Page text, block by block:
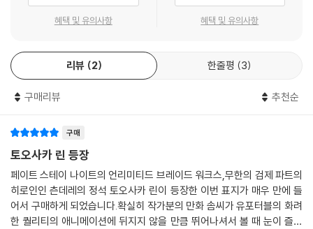
혜택 및 유의사항 혜택 및 유의사항
리뷰 2 한줄평 3
구매리뷰 추천순
구매
토오사카 린 등장
페이트 스테이 나이트의 언리미티드 브레이드 워크스,무한의 검제 파트의
히로인인 츤데레의 정석 토오사카 린이 등장한 이번 표지가 매우 만에 들
어서 구매하게 되었습니다.확실히 작가분의 만화 솜씨가 유포터블의 화려
한 퀄리티의 애니메이션에 뒤지지 않을 만큼 뛰어나셔서 볼 때 눈이 즐거